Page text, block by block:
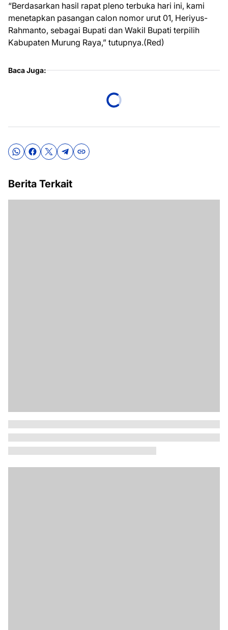
“Berdasarkan hasil rapat pleno terbuka hari ini, kami
menetapkan pasangan calon nomor urut 01, Heriyus-
Rahmanto, sebagai Bupati dan Wakil Bupati terpilih
Kabupaten Murung Raya,” tutupnya.(Red)
Baca Juga:
Berita Terkait